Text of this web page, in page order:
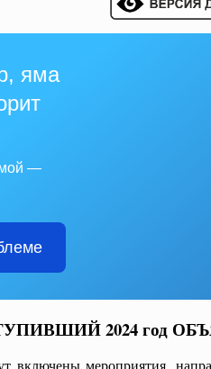
яма
—
2024 год
включены мероприятия,